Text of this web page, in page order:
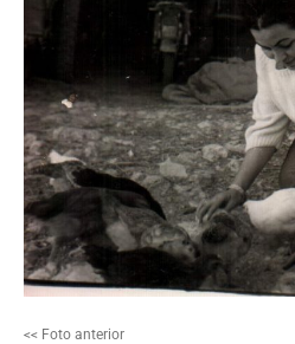
<< Foto anterior